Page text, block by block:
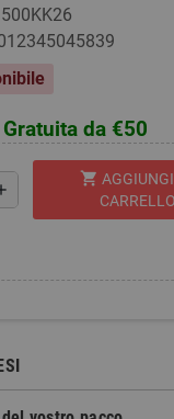
500KK26
da €50
shopping_cart AGGIUNGI
CARRELLO